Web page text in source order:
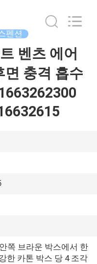
펜션
벤츠 에어
면 충격 흡수
쪽 브라운 박스에서 한
한 카톤 박스 당 4 조각